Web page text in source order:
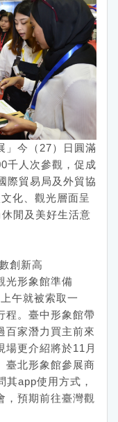
」今（27）日圓滿
千人次參觀，促成
際貿易局及外貿協
化、觀光層面呈
閒及美好生活意
創新高
光形象館準備
午就被索取一
程。臺中形象館帶
百家潛力買主前來
場更介紹將於11月
臺北形象館參展商
app使用方式，
，預期前往臺灣觀